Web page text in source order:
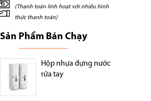
(Thanh toán linh hoạt với nhiều hình
thức thanh toán)
Sản Phẩm Bán Chạy
Hộp nhựa đựng nước
rửa tay